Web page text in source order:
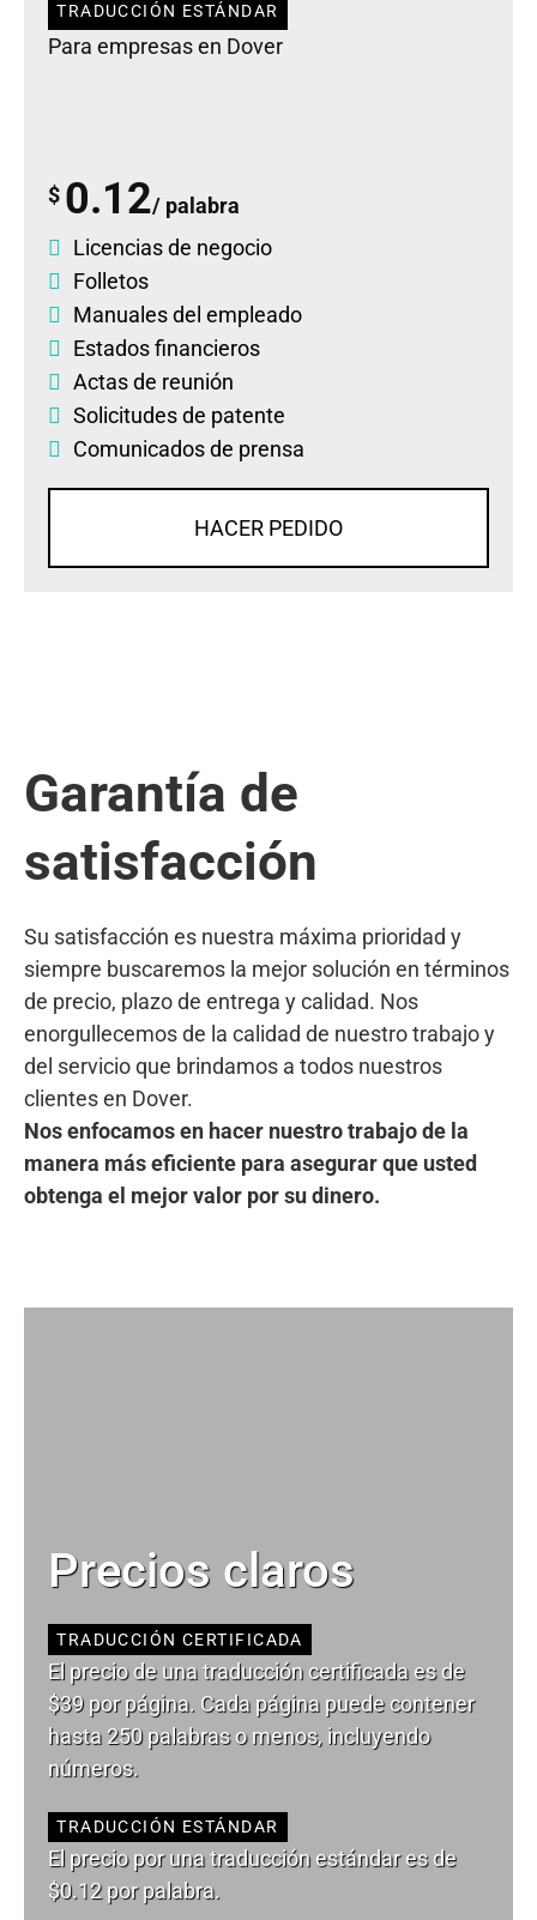
TRADUCCIÓN ESTÁNDAR
Para empresas en Dover
$ 0.12/ palabra
Licencias de negocio
Folletos
Manuales del empleado
Estados financieros
Actas de reunión
Solicitudes de patente
Comunicados de prensa
HACER PEDIDO
Garantía de
satisfacción
Su satisfacción es nuestra máxima prioridad y
siempre buscaremos la mejor solución en términos
de precio, plazo de entrega y calidad. Nos
enorgullecemos de la calidad de nuestro trabajo y
del servicio que brindamos a todos nuestros
clientes en Dover.
Nos enfocamos en hacer nuestro trabajo de la
manera más eficiente para asegurar que usted
obtenga el mejor valor por su dinero.
Precios claros
TRADUCCIÓN CERTIFICADA
El precio de una traducción certificada es de
$39 por página. Cada página puede contener
hasta 250 palabras o menos, incluyendo
números.
TRADUCCIÓN ESTÁNDAR
El precio por una traducción estándar es de
$0.12 por palabra.